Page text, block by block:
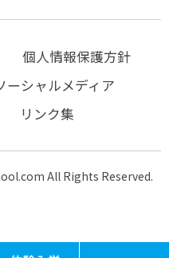
個人情報保護方針
ーシャルメディア
リンク集
All Rights Reserved.